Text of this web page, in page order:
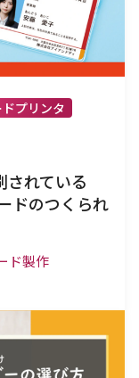
プリンタ
されている
ドのつくられ
ド製作